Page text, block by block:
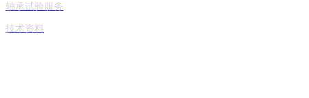
轴承试验服务
技术资料